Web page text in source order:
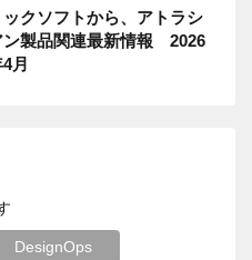
ックソフトから、アトラシ
ン製品関連最新情報 2026
月
DesignOps